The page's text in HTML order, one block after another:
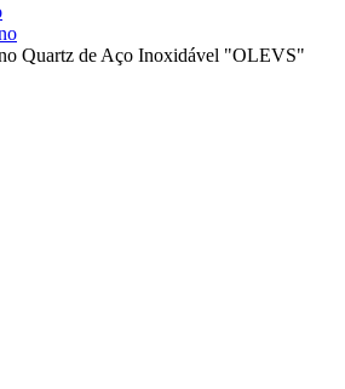
Quartz de Aço Inoxidável "OLEVS"